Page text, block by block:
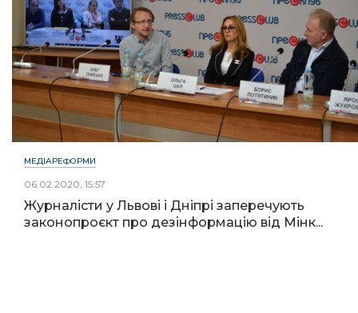
МЕДІАРЕФОРМИ
06.02.2020, 15:57
Журналісти у Львові і Дніпрі заперечують
законопроєкт про дезінформацію від Мінк...